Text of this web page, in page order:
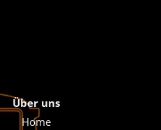
Über uns
Home